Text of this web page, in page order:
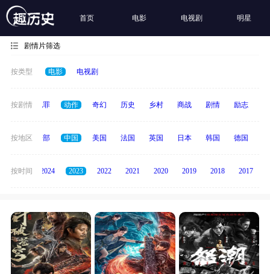
首页 电影 电视剧 明星
剧情片筛选
按类型 电影 电视剧
按剧情
偶像 犯罪 动作 奇幻 历史 乡村 商战 剧情 励志
按地区 全部 中国 美国 法国 英国 日本 韩国 德国
按时间
2025 2024 2023 2022 2021 2020 2019 2018 2017